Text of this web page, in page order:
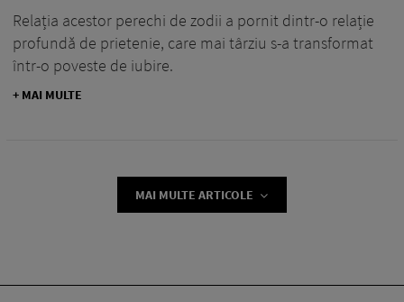
Relația acestor perechi de zodii a pornit dintr-o relație
profundă de prietenie, care mai târziu s-a transformat
într-o poveste de iubire.
+ MAI MULTE
MAI MULTE ARTICOLE